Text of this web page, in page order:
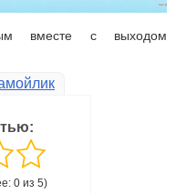
вместе с выходом
0 из 5)